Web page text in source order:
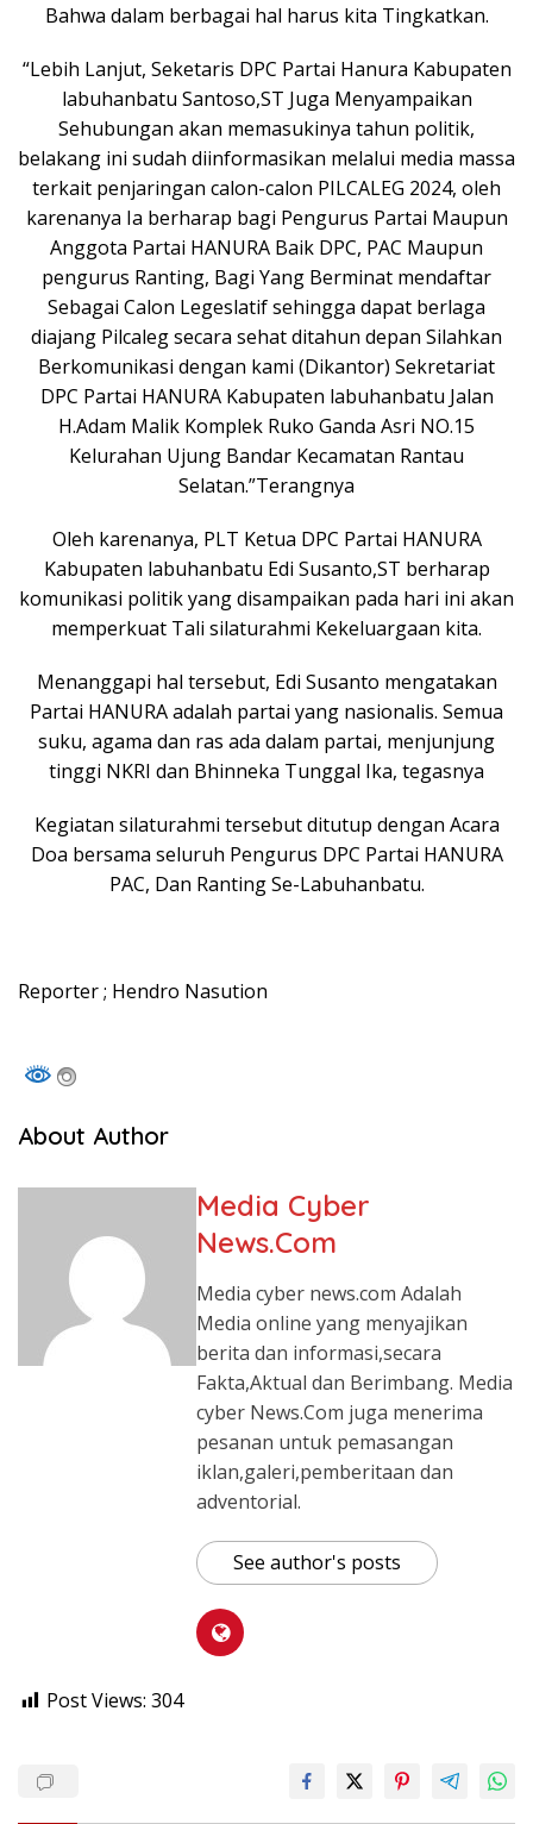
Bahwa dalam berbagai hal harus kita Tingkatkan.
“Lebih Lanjut, Seketaris DPC Partai Hanura Kabupaten
labuhanbatu Santoso,ST Juga Menyampaikan
Sehubungan akan memasukinya tahun politik,
belakang ini sudah diinformasikan melalui media massa
terkait penjaringan calon-calon PILCALEG 2024, oleh
karenanya Ia berharap bagi Pengurus Partai Maupun
Anggota Partai HANURA Baik DPC, PAC Maupun
pengurus Ranting, Bagi Yang Berminat mendaftar
Sebagai Calon Legeslatif sehingga dapat berlaga
diajang Pilcaleg secara sehat ditahun depan Silahkan
Berkomunikasi dengan kami (Dikantor) Sekretariat
DPC Partai HANURA Kabupaten labuhanbatu Jalan
H.Adam Malik Komplek Ruko Ganda Asri NO.15
Kelurahan Ujung Bandar Kecamatan Rantau
Selatan.”Terangnya
Oleh karenanya, PLT Ketua DPC Partai HANURA
Kabupaten labuhanbatu Edi Susanto,ST berharap
komunikasi politik yang disampaikan pada hari ini akan
memperkuat Tali silaturahmi Kekeluargaan kita.
Menanggapi hal tersebut, Edi Susanto mengatakan
Partai HANURA adalah partai yang nasionalis. Semua
suku, agama dan ras ada dalam partai, menjunjung
tinggi NKRI dan Bhinneka Tunggal Ika, tegasnya
Kegiatan silaturahmi tersebut ditutup dengan Acara
Doa bersama seluruh Pengurus DPC Partai HANURA
PAC, Dan Ranting Se-Labuhanbatu.
Reporter ; Hendro Nasution
About Author
Media Cyber
News.Com
Media cyber news.com Adalah
Media online yang menyajikan
berita dan informasi,secara
Fakta,Aktual dan Berimbang. Media
cyber News.Com juga menerima
pesanan untuk pemasangan
iklan,galeri,pemberitaan dan
adventorial.
See author's posts
Post Views: 304